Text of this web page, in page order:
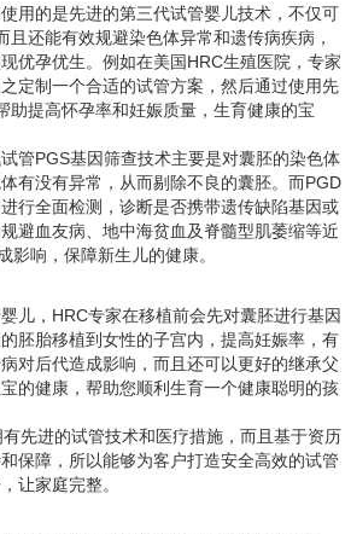
用的是先进的第三代试管婴儿技术，不仅可
且还能有效规避染色体异常和遗传病疾病，
优孕优生。例如在美国HRC生殖医院，专家
定制一个合适的试管方案，然后通过使用先
助提高怀孕率和妊娠质量，生育健康的宝
管PGS基因筛查技术主要是对囊胚的染色体
有没有异常，从而剔除不良的囊胚。而PGD
行全面检测，诊断是否携带遗传缺陷基因或
避血友病、地中海贫血及脊髓型肌萎缩等近
影响，保障新生儿的健康。
儿，HRC专家在移植前会先对囊胚进行基因
胚胎移植到女性的子宫内，提高妊娠率，有
对后代造成影响，而且还可以更好的继承父
的健康，帮助您顺利生育一个健康聪明的孩
先进的试管技术和医疗措施，而且基于资历
保障，所以能够为客户打造安全高效的试管
让家庭完整。